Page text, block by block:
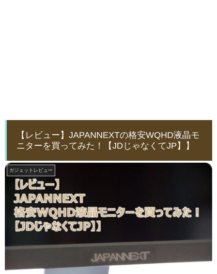
【レビュー】JAPANNEXTの格安WQHD液晶モ
ニターを買ってみた！【JDじゃなくてJP】】
ガジェットレビュー